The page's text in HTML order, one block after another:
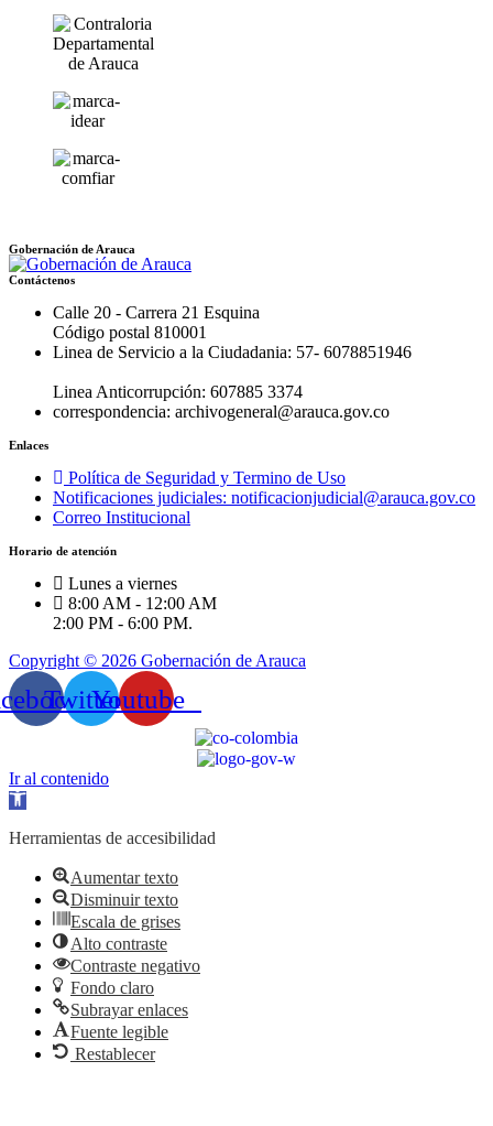
Gobernación de Arauca
Contáctenos
Calle 20 - Carrera 21 Esquina
Código postal 810001
Linea de Servicio a la Ciudadania: 57- 6078851946
Linea Anticorrupción: 607885 3374
correspondencia: archivogeneral@arauca.gov.co
Enlaces
Política de Seguridad y Termino de Uso
Notificaciones judiciales: notificacionjudicial@arauca.gov.co
Correo Institucional
Horario de atención
Lunes a viernes
8:00 AM - 12:00 AM
2:00 PM - 6:00 PM.
Copyright © 2026 Gobernación de Arauca
TwitterYoutube
Ir al contenido
Abrir
de
Herramientas de accesibilidad
Aumentar texto
Disminuir texto
Escala de grises
Alto contraste
Contraste negativo
Fondo claro
Subrayar enlaces
Fuente legible
Restablecer